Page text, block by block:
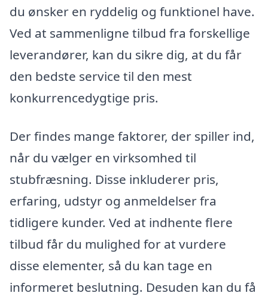
du ønsker en ryddelig og funktionel have.
Ved at sammenligne tilbud fra forskellige
leverandører, kan du sikre dig, at du får
den bedste service til den mest
konkurrencedygtige pris.
Der findes mange faktorer, der spiller ind,
når du vælger en virksomhed til
stubfræsning. Disse inkluderer pris,
erfaring, udstyr og anmeldelser fra
tidligere kunder. Ved at indhente flere
tilbud får du mulighed for at vurdere
disse elementer, så du kan tage en
informeret beslutning. Desuden kan du få